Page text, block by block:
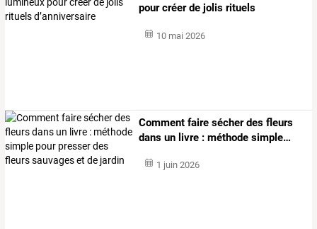
pour créer de jolis rituels
10 mai 2026
Comment faire sécherdes fleurs
dans un livre : méthode simple…
1 juin 2026